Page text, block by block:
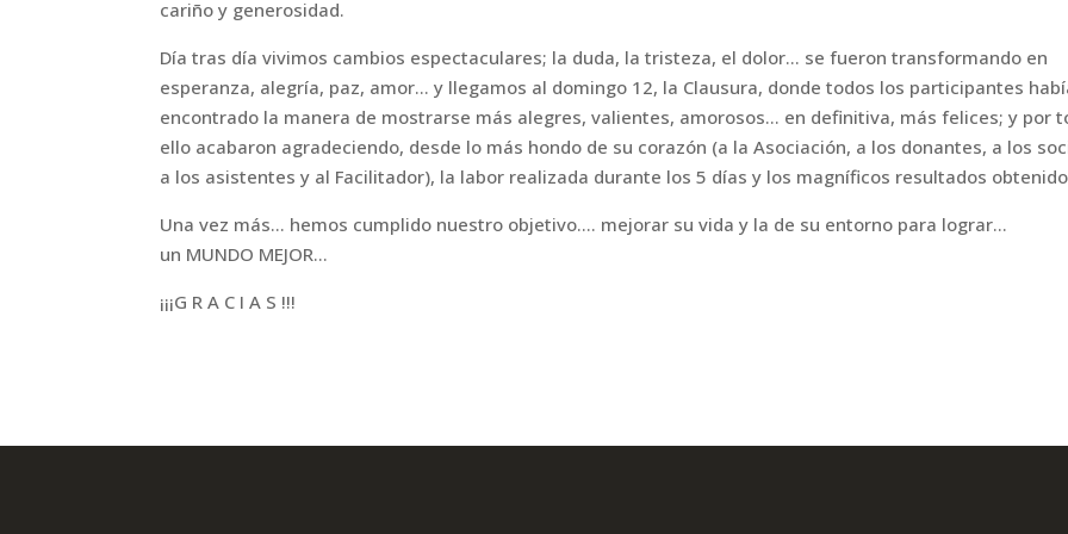
cariño y generosidad.
Día tras día vivimos cambios espectaculares; la duda, la tristeza, el dolor… se fueron transformando en
esperanza, alegría, paz, amor… y llegamos al domingo 12, la Clausura, donde todos los participantes
encontrado la manera de mostrarse más alegres, valientes, amorosos… en definitiva, más felices; y por
ello acabaron agradeciendo, desde lo más hondo de su corazón (a la Asociación, a los donantes, a los
a los asistentes y al Facilitador), la labor realizada durante los 5 días y los magníficos resultados
Una vez más… hemos cumplido nuestro objetivo…. mejorar su vida y la de su entorno para lograr…
un MUNDO MEJOR…
¡¡¡G R A C I A S !!!